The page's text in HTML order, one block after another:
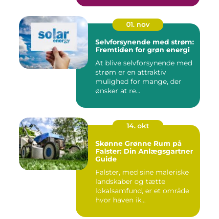
01. nov
Selvforsynende med strøm:
Fremtiden for grøn energi
At blive selvforsynende med
strøm er en attraktiv
mulighed for mange, der
ønsker at re...
14. okt
Skønne Grønne Rum på
Falster: Din Anlægsgartner
Guide
Falster, med sine maleriske
landskaber og tætte
lokalsamfund, er et område
hvor haven ik...